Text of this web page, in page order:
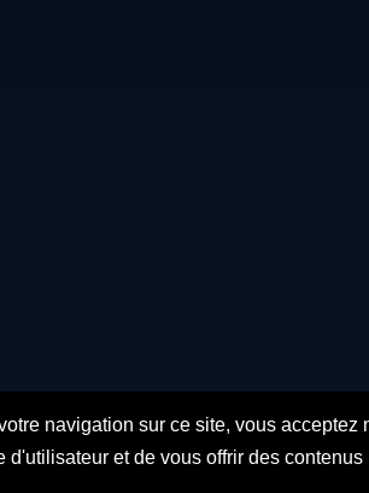
navigation sur ce site, vous
d'utilisateur et de vous offrir des